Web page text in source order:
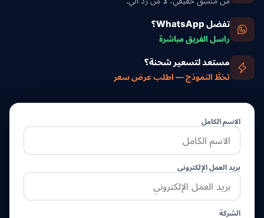
تفضل WhatsApp؟
راسل الفريق مباشرة
مستعد لتسعير شحنة؟
تخطَّ النموذج — اطلب عرض سعر
الاسم الكامل
بريد العمل الإلكتروني
الشركة